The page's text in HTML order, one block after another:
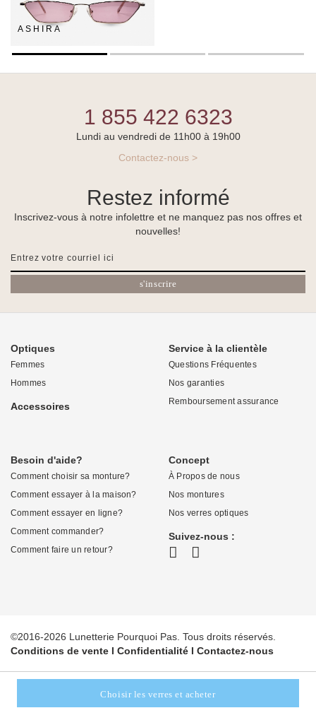
Choisir les verres et acheter
ASHIRA
1 855 422 6323
Lundi au vendredi de 11h00 à 19h00
Contactez-nous >
Restez informé
Inscrivez-vous à notre infolettre et ne manquez pas nos offres et
nouvelles!
s'inscrire
Optiques
Femmes
Hommes
Accessoires
Service à la clientèle
Questions Fréquentes
Nos garanties
Remboursement assurance
Besoin d'aide?
Comment choisir sa monture?
Comment essayer à la maison?
Comment essayer en ligne?
Comment commander?
Comment faire un retour?
Concept
À Propos de nous
Nos montures
Nos verres optiques
Suivez-nous :
©2016-2026 Lunetterie Pourquoi Pas. Tous droits réservés.
Conditions de vente I Confidentialité I Contactez-nous